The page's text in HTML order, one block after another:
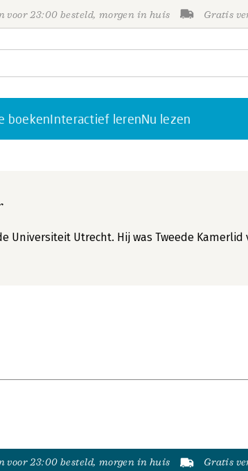
voor 23:00 besteld, morgen in huis Gratis
boekenInteractief lerenNu lezen
Universiteit Utrecht. Hij was Tweede Kamerlid
voor 23:00 besteld, morgen in huis Gratis